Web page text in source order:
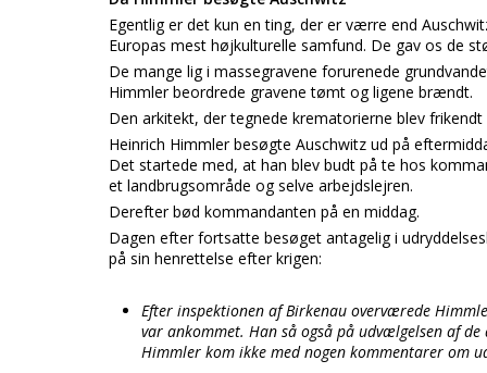
Egentlig er det kun en ting, der er værre end
Europas mest højkulturelle samfund. De gav os de
De mange lig i massegravene forurenede
Himmler beordrede gravene tømt og ligene brændt.
Den arkitekt, der tegnede krematorierne blev frikendt
Heinrich Himmler besøgte Auschwitz ud på
Det startede med, at han blev budt på te hos
et landbrugsområde og selve arbejdslejren.
Derefter bød kommandanten på en middag.
Dagen efter fortsatte besøget antagelig i
på sin henrettelse efter krigen:
Efter inspektionen af Birkenau overværede
var ankommet. Han så også på udvælgelsen af
Himmler kom ikke med nogen kommentarer om